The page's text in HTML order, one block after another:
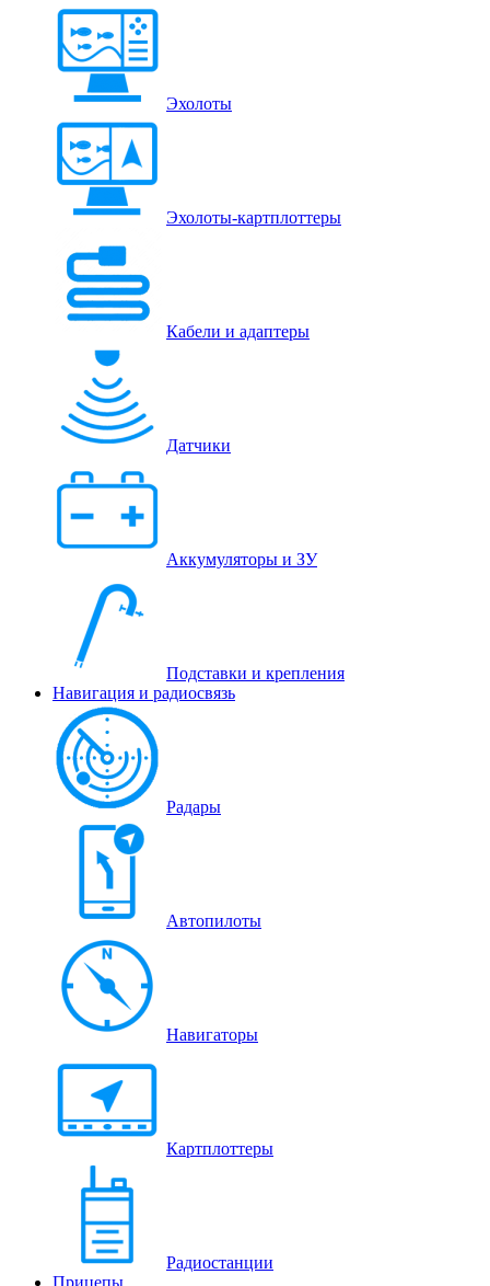
Эхолоты
Эхолоты-картплоттеры
Кабели и адаптеры
Датчики
Аккумуляторы и ЗУ
Подставки и крепления
Навигация и радиосвязь
Радары
Автопилоты
Навигаторы
Картплоттеры
Радиостанции
Прицепы